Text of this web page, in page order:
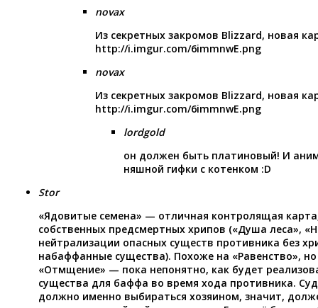
novax
Из секретных закромов Blizzard, новая
http://i.imgur.com/6immnwE.png
novax
Из секретных закромов Blizzard, новая
http://i.imgur.com/6immnwE.png
lordgold
он должен быть платиновый! И
няшной гифки с котенком :D
Stor
«Ядовитые семена» — отличная контролящая
собственных предсмертных хрипов («Душа леса»,
нейтрализации опасных существ противника без
набаффанные существа). Похоже на «Равенство»,
«Отмщение» — пока непонятно, как будет
существа для баффа во время хода противника.
должно именно выбираться хозяином, значит,